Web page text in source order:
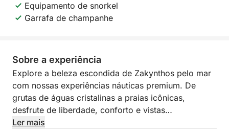
Equipamento de snorkel
Garrafa de champanhe
Sobre a experiência
Explore a beleza escondida de Zakynthos pelo mar
com nossas experiências náuticas premium. De
grutas de águas cristalinas a praias icônicas,
desfrute de liberdade, conforto e vistas
inesquecíveis nas águas do Mar Jônico. Sua
Ler mais